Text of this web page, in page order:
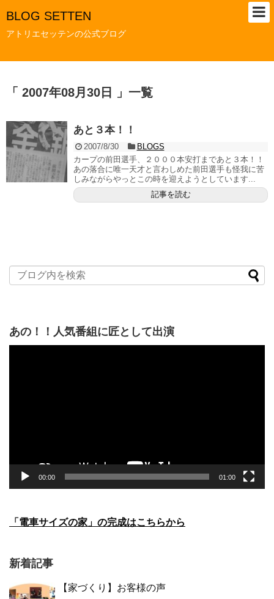
BLOG SETTEN
アトリエセッテンの公式ブログ
「 2007年08月30日 」一覧
あと３本！！
2007/8/30
BLOGS
カープの前田選手、２０００本安打まであと３本！！
あの落合に唯一天才と言わしめた前田選手も怪我に苦
しみながらやっとこの時を迎えようとしています...
記事を読む
あの！！人気番組に匠として出演
00:00 01:00
「電車サイズの家」の完成はこちらから
新着記事
【家づくり】お客様の声